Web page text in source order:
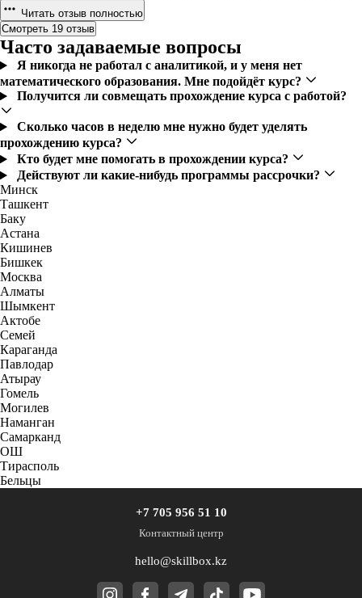
Читать отзыв полностью
Смотреть 19 отзыв
Часто задаваемые вопросы
Я никогда не работал с аналитикой, и у меня нет
математического образования. Мне подойдёт курс?
Получится ли совмещать прохождение курса с работой?
Сколько часов в неделю мне нужно будет уделять
прохождению курса?
Кто будет мне помогать в прохождении курса?
Действуют ли какие-нибудь программы рассрочки?
Минск
Ташкент
Баку
Астана
Кишинев
Бишкек
Москва
Алматы
Шымкент
Актобе
Семей
Караганда
Павлодар
Атырау
Гомель
Могилев
Наманган
Самарканд
ОШ
Тирасполь
Бельцы
+7 705 956 51 10
Контактный центр
hello@skillbox.kz